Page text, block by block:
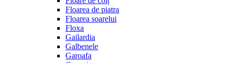
Floarea de piatra
Floarea soarelui
Floxa
Gailardia
Galbenele
Garoafa